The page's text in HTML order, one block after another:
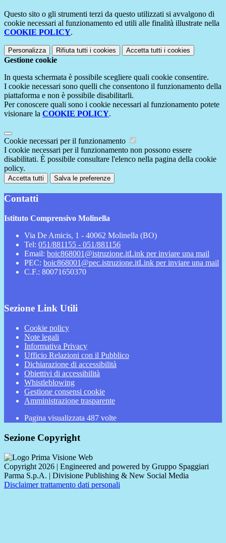
Questo sito o gli strumenti terzi da questo utilizzati si avvalgono di
cookie necessari al funzionamento ed utili alle finalità illustrate nella
COOKIE POLICY.
Personalizza Rifiuta tutti i cookies Accetta tutti i cookies
Gestione cookie
In questa schermata è possibile scegliere quali cookie consentire.
I cookie necessari sono quelli che consentono il funzionamento della
piattaforma e non è possibile disabilitarli.
Per conoscere quali sono i cookie necessari al funzionamento potete
visionare la COOKIE POLICY.
Cookie necessari per il funzionamento
I cookie necessari per il funzionamento non possono essere
disabilitati. È possibile consultare l'elenco nella pagina della cookie
policy.
Accetta tutti Salva le preferenze
Contatti
Istituto Comprensivo Molinella
Via De Amicis, 1 - 40062 Molinella (BO)
Tel: 051/881155 - 051/881156
Email: boic868001@istruzione.itLink per inviare una mail
PEC: boic868001@pec.istruzione.itLink per inviare una mail
C.F.: 80071650370
Sezione Link Utili
Cookie policy
Note legali
Informativa Privacy
Ufficio Relazioni con il Pubblico
Dichiarazione di accessibilità
Obiettivi di accessibilità
Whistleblowing
Gestione consensi cookie
Amministrazione trasparente
Pagina visualizzata 487 volte
Sezione Copyright
Copyright 2026 | Engineered and powered by Gruppo Spaggiari
Parma S.p.A. | Divisione Publishing & New Social Media
Disclaimer trattamento dati personali